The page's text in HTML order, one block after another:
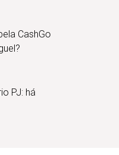
CashGo
PJ: há